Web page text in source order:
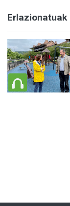
Erlazionatuak